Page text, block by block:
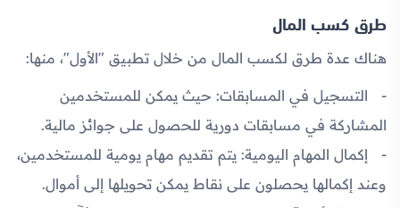
طرق كسب المال
هناك عدة طرق لكسب المال من خلال تطبيق "الأول"، منها:
التسجيل في المسابقات: حيث يمكن للمستخدمين
المشاركة في مسابقات دورية للحصول على جوائز مالية.
إكمال المهام اليومية: يتم تقديم مهام يومية للمستخدمين،
وعند إكمالها يحصلون على نقاط يمكن تحويلها إلى أموال.